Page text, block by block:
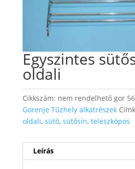
Egyszintes
oldali
Cikkszám: nem rendelhető gor
Gorenje Tűzhely alkatrészek
oldali, sütő, sütősín, teleszkópos
Leírás